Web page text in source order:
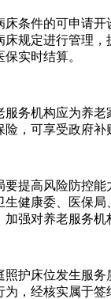
床条件的可申请开
床规定进行管理
实时结算。
服务机构应为养
，可享受政府补
要提高风险防控能
生健康委、医保
强对养老服务机
照护床位发生服
为，经核实属于